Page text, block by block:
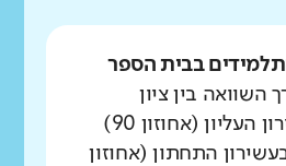
בבית הספר
בין ציון
התלמידים בעשירון העליון (אחוזון 90)
התחתון (אחוזון